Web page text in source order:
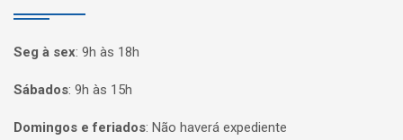
Seg à sex: 9h às 18h
Sábados: 9h às 15h
Domingos e feriados: Não haverá expediente